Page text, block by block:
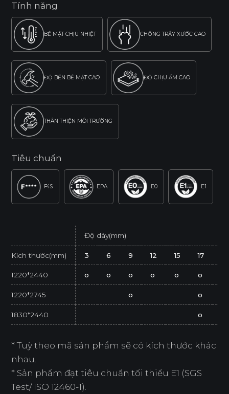
Tính năng
BỀ MẶT CHỊU NHIỆT CHỐNG TRẦY XƯỚC CAO
ĐỘ BỀN BỀ MẶT CAO ĐỘ CHỊU ẨM CAO
THÂN THIỆN MÔI TRƯỜNG
Tiêu chuẩn
F4S EPA E0 E1
Độ dày(mm)
Kích thước(mm) 3 6 9 12 15 17
1220*2440 o o o o o o
1220*2745 o o
1830*2440 o
* Tuỳ theo mã sản phẩm sẽ có kích thước khác
nhau.
* Sản phẩm đạt tiêu chuẩn tối thiểu E1 (SGS
Test/ ISO 12460-1).